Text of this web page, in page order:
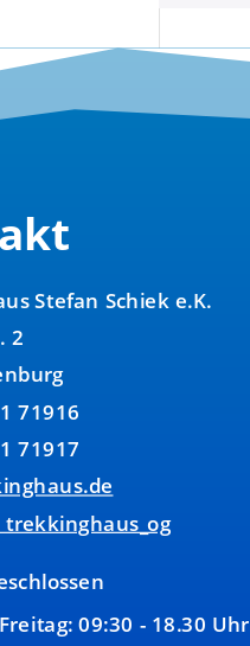
Stefan Schiek e.K.
2
71916
71917
09:30 - 18.30 Uhr